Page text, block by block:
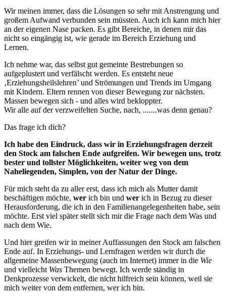
Wir meinen immer, dass die Lösungen so sehr mit Anstrengung und
großem Aufwand verbunden sein müssten. Auch ich kann mich hier
an der eigenen Nase packen. Es gibt Bereiche, in denen mir das
nicht so eingängig ist, wie gerade im Bereich Erziehung und
Lernen.
Ich nehme war, das selbst gut gemeinte Bestrebungen so
aufgeplustert und verfälscht werden. Es entsteht neue
‚Erziehungsheilslehren’ und Strömungen und Trends im Umgang
mit Kindern. Eltern rennen von dieser Bewegung zur nächsten.
Massen bewegen sich - und alles wird bekloppter.
Wir alle auf der verzweifelten Suche, nach, .......was denn genau?
Das frage ich dich?
Ich habe den Eindruck, dass wir in Erziehungsfragen derzeit
den Stock am falschen Ende aufgreifen. Wir bewegen uns, trotz
bester und tollster Möglichkeiten, weiter weg von dem
Naheliegenden, Simplen, von der Natur der Dinge.
Für mich steht da zu aller erst, dass ich mich als Mutter damit
beschäftigen möchte, wer ich bin und wer ich in Bezug zu dieser
Herausforderung, die ich in den Familienangelegenheiten habe, sein
möchte. Erst viel später stellt sich mir die Frage nach dem Was und
nach dem Wie.
Und hier greifen wir in meiner Auffassungen den Stock am falschen
Ende auf. In Erziehungs- und Lernfragen werden wir durch die
allgemeine Massenbewegung (auch im Internet) immer in die Wie
und vielleicht Was Themen bewegt. Ich werde ständig in
Denkprozesse verwickelt, die nicht hilfreich sein können, weil sie
mich weiter von dem entfernen, wer ich bin.